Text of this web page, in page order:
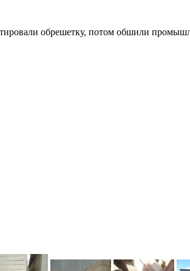
обрешетку, потом обшили